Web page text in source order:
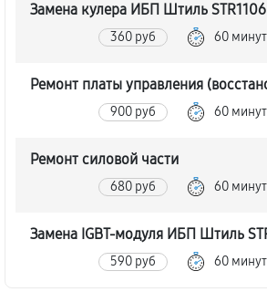
Замена кулера ИБП Штиль
360 руб 60 минут
Ремонт платы управления
900 руб 60 минут
Ремонт силовой части
680 руб 60 минут
Замена IGBT-модуля ИБП Штиль
590 руб 60 минут